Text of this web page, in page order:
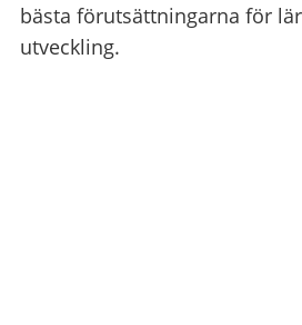
bästa förutsättningarna för
utveckling.